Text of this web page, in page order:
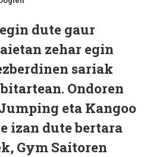
dute gaur
zehar egin
sariak
Ondoren
eta Kangoo
izan dute bertara
Gym Saitoren